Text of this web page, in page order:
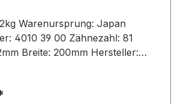
Warenursprung: Japan
4010 39 00 Zähnezahl: 81
Breite: 200mm Hersteller:
ja Hinweis: Listenpreis =